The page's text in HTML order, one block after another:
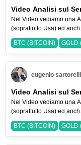
Video Analisi sul
Nel Video vediamo una
(soprattutto Usa) ed
BTC (BITCOIN) GOLD
eugenio sartorelli
Pro Trader
Video Analisi sul
Nel Video vediamo una
(soprattutto Usa) ed
BTC (BITCOIN) GOLD